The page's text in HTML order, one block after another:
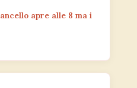
apre alle 8 ma i